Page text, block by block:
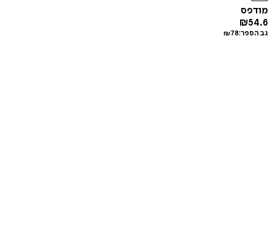
מודפס
₪54.6
גב הספר: ₪78